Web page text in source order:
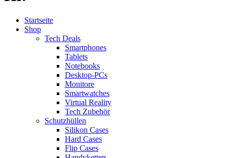
Startseite
Shop
Tech Deals
Smartphones
Tablets
Notebooks
Desktop-PCs
Monitore
Smartwatches
Virtual Reality
Tech Zubehör
Schutzhüllen
Silikon Cases
Hard Cases
Flip Cases